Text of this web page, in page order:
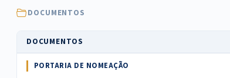
DOCUMENTOS
DOCUMENTOS
PORTARIA DE NOMEAÇÃO